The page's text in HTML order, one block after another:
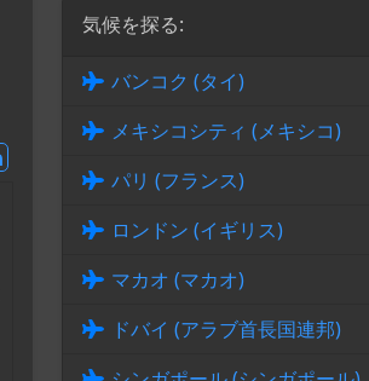
気候を探る:
バンコク (タイ)
メキシコシティ (メキシコ)
パリ (フランス)
ロンドン (イギリス)
マカオ (マカオ)
ドバイ (アラブ首長国連邦)